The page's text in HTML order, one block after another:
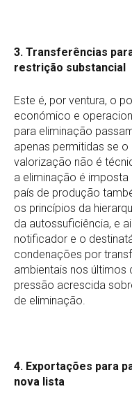
3. Transferências
restrição substancial
Este é, por ventura, o
económico e
para eliminação
apenas permitidas se
valorização não é
a eliminação é imposta
país de produção
os princípios da
da autossuficiência, e
notificador e o
condenações por
ambientais nos
pressão acrescida
de eliminação.
4. Exportações para
nova lista